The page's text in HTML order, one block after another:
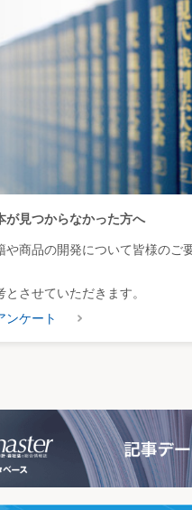
が見つからなかった方へ
や商品の開発について皆様のご
とさせていただきます。
ンケート